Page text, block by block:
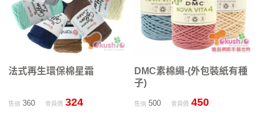
法式再生環保棉星霜
售價360 會員價 324
DMC素棉繩-(外包裝紙有種
子)
售價 500 會員價 450